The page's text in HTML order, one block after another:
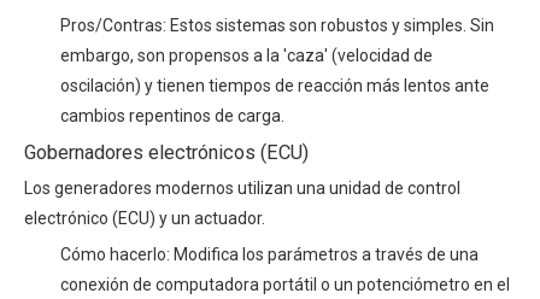
Pros/Contras: Estos sistemas son robustos y simples. Sin
embargo, son propensos a la 'caza' (velocidad de
oscilación) y tienen tiempos de reacción más lentos ante
cambios repentinos de carga.
Gobernadores electrónicos (ECU)
Los generadores modernos utilizan una unidad de control
electrónico (ECU) y un actuador.
Cómo hacerlo: Modifica los parámetros a través de una
conexión de computadora portátil o un potenciómetro en el